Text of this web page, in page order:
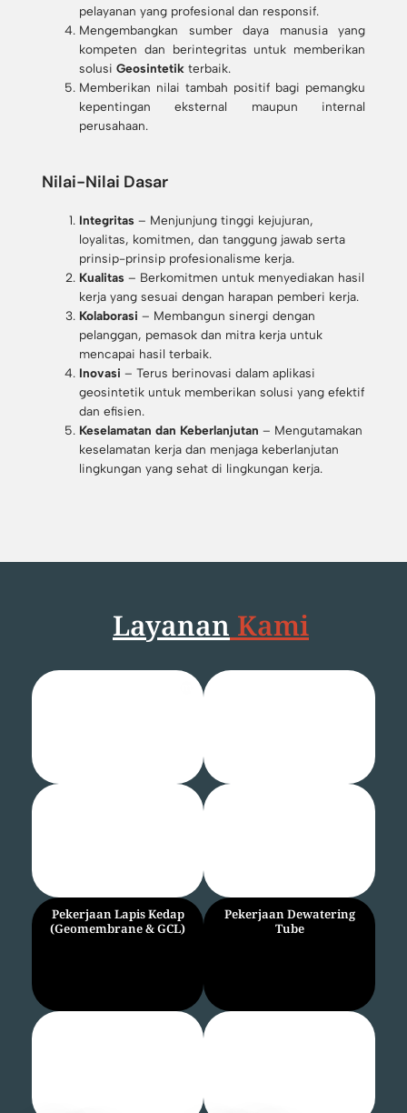
pelayanan yang profesional dan responsif.
Mengembangkan sumber daya manusia yang
kompeten dan berintegritas untuk memberikan
solusiGeosintetik terbaik.
Memberikan nilai tambah positif bagi pemangku
kepentingan eksternal maupun internal
perusahaan.
Nilai-Nilai Dasar
Integritas – Menjunjung tinggi kejujuran,
loyalitas, komitmen, dan tanggung jawab serta
prinsip-prinsip profesionalisme kerja.
Kualitas – Berkomitmen untuk menyediakan hasil
kerja yang sesuai dengan harapan pemberi kerja.
Kolaborasi – Membangun sinergi dengan
pelanggan, pemasok dan mitra kerja untuk
mencapai hasil terbaik.
Inovasi – Terus berinovasi dalam aplikasi
geosintetik untuk memberikan solusi yang efektif
dan efisien.
Keselamatan dan Keberlanjutan – Mengutamakan
keselamatan kerja dan menjaga keberlanjutan
lingkungan yang sehat di lingkungan kerja.
Layanan Kami
Pekerjaan Lapis Kedap
(Geomembrane & GCL)
Pekerjaan Dewatering
Tube